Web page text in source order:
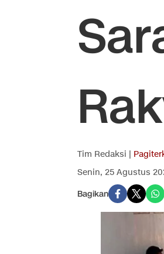
Tim Redaksi |
Senin, 25 Agustus
Bagikan